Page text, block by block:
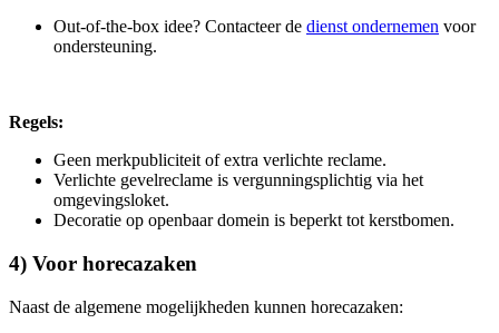
Out-of-the-box idee? Contacteer de dienst ondernemen voor
ondersteuning.
Regels:
Geen merkpubliciteit of extra verlichte reclame.
Verlichte gevelreclame is vergunningsplichtig via het
omgevingsloket.
Decoratie op openbaar domein is beperkt tot kerstbomen.
4) Voor horecazaken
Naast de algemene mogelijkheden kunnen horecazaken: